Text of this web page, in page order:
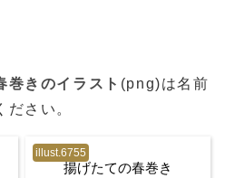
巻きのイラスト (png)は名前
さい。
illust.6755
揚げたての春巻き